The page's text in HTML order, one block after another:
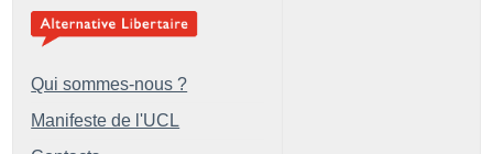
Qui sommes-nous ?
Manifeste de l'UCL